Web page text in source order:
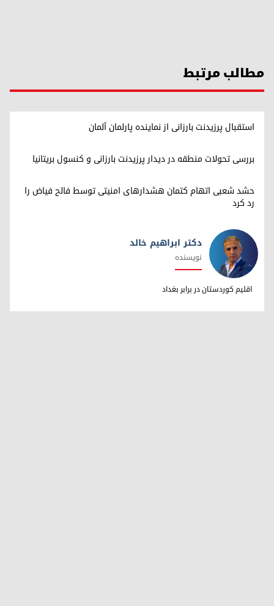
مطالب مرتبط
استقبال پرزیدنت بارزانی از نماینده پارلمان آلمان
بررسی تحولات منطقه در دیدار پرزیدنت بارزانی و کنسول بریتانیا
حشد شعبی اتهام کتمان هشدارهای امنیتی توسط فالح فیاض را
رد کرد
دکتر ابراهیم خالد
دکتر ابراهیم خالد
نویسنده
اقلیم کوردستان در برابر بغداد